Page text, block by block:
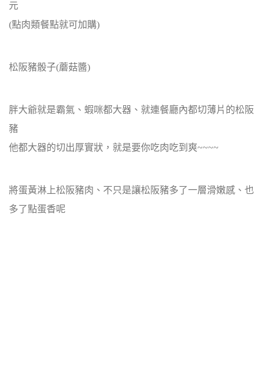
元
(點肉類餐點就可加購)
松阪豬骰子(蘑菇醬)
胖大爺就是霸氣、蝦咪都大器、就連餐廳內都切薄片的松阪
豬
他都大器的切出厚實狀，就是要你吃肉吃到爽~~~~
將蛋黃淋上松阪豬肉、不只是讓松阪豬多了一層滑嫩感、也
多了點蛋香呢